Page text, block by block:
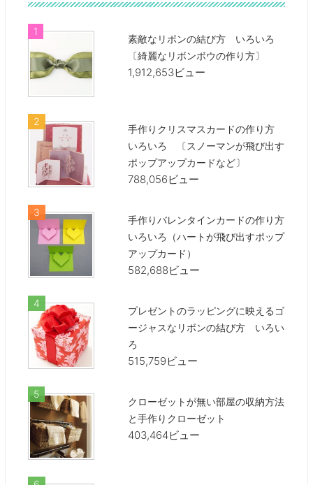
素敵なリボンの結び方 いろいろ
〔綺麗なリボンボウの作り方〕
1,912,653ビュー
手作りクリスマスカードの作り方
いろいろ 〔スノーマンが飛び出す
ポップアップカードなど〕
788,056ビュー
手作りバレンタインカードの作り方
いろいろ（ハートが飛び出すポップ
アップカード）
582,688ビュー
プレゼントのラッピングに映えるゴ
ージャスなリボンの結び方 いろい
ろ
515,759ビュー
クローゼットが無い部屋の収納方法
と手作りクローゼット
403,464ビュー